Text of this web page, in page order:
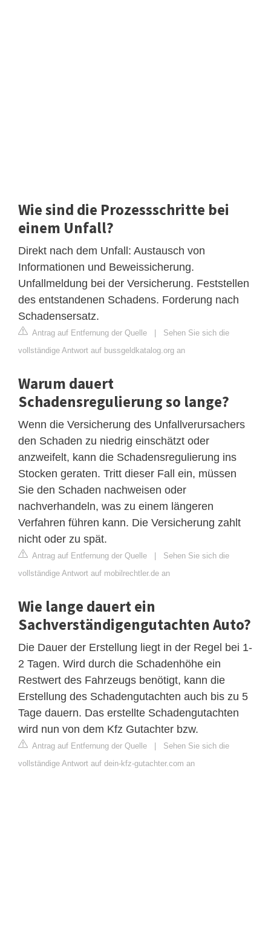
Wie sind die Prozessschritte bei
einem Unfall?
Direkt nach dem Unfall: Austausch von
Informationen und Beweissicherung.
Unfallmeldung bei der Versicherung. Feststellen
des entstandenen Schadens. Forderung nach
Schadensersatz.
Antrag auf Entfernung der Quelle | Sehen Sie sich die
vollständige Antwort auf bussgeldkatalog.org an
Warum dauert
Schadensregulierung so lange?
Wenn die Versicherung des Unfallverursachers
den Schaden zu niedrig einschätzt oder
anzweifelt, kann die Schadensregulierung ins
Stocken geraten. Tritt dieser Fall ein, müssen
Sie den Schaden nachweisen oder
nachverhandeln, was zu einem längeren
Verfahren führen kann. Die Versicherung zahlt
nicht oder zu spät.
Antrag auf Entfernung der Quelle | Sehen Sie sich die
vollständige Antwort auf mobilrechtler.de an
Wie lange dauert ein
Sachverständigengutachten Auto?
Die Dauer der Erstellung liegt in der Regel bei 1-
2 Tagen. Wird durch die Schadenhöhe ein
Restwert des Fahrzeugs benötigt, kann die
Erstellung des Schadengutachten auch bis zu 5
Tage dauern. Das erstellte Schadengutachten
wird nun von dem Kfz Gutachter bzw.
Antrag auf Entfernung der Quelle | Sehen Sie sich die
vollständige Antwort auf dein-kfz-gutachter.com an